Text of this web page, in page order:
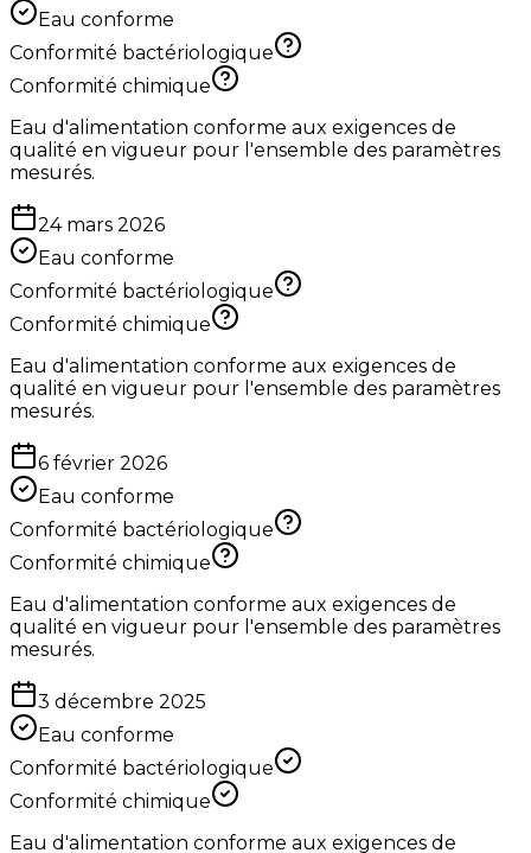
Eau conforme
Conformité bactériologique
Conformité chimique
Eau d'alimentation conforme aux exigences de
qualité en vigueur pour l'ensemble des paramètres
mesurés.
24 mars 2026
Eau conforme
Conformité bactériologique
Conformité chimique
Eau d'alimentation conforme aux exigences de
qualité en vigueur pour l'ensemble des paramètres
mesurés.
6 février 2026
Eau conforme
Conformité bactériologique
Conformité chimique
Eau d'alimentation conforme aux exigences de
qualité en vigueur pour l'ensemble des paramètres
mesurés.
3 décembre 2025
Eau conforme
Conformité bactériologique
Conformité chimique
Eau d'alimentation conforme aux exigences de